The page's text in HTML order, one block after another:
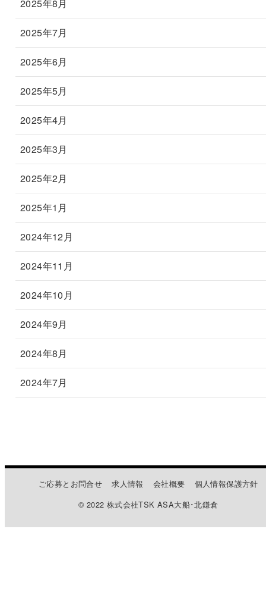
2025年8月
2025年7月
2025年6月
2025年5月
2025年4月
2025年3月
2025年2月
2025年1月
2024年12月
2024年11月
2024年10月
2024年9月
2024年8月
2024年7月
ご応募とお問合せ 求人情報 会社概要
個人情報保護方針
© 2022 株式会社TSK ASA大船･北鎌倉